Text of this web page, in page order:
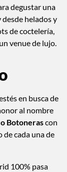
degustar una
helados y
de coctelería,
venue de lujo.
en busca de
al nombre
Botonerascon
cada una de
100% pasa